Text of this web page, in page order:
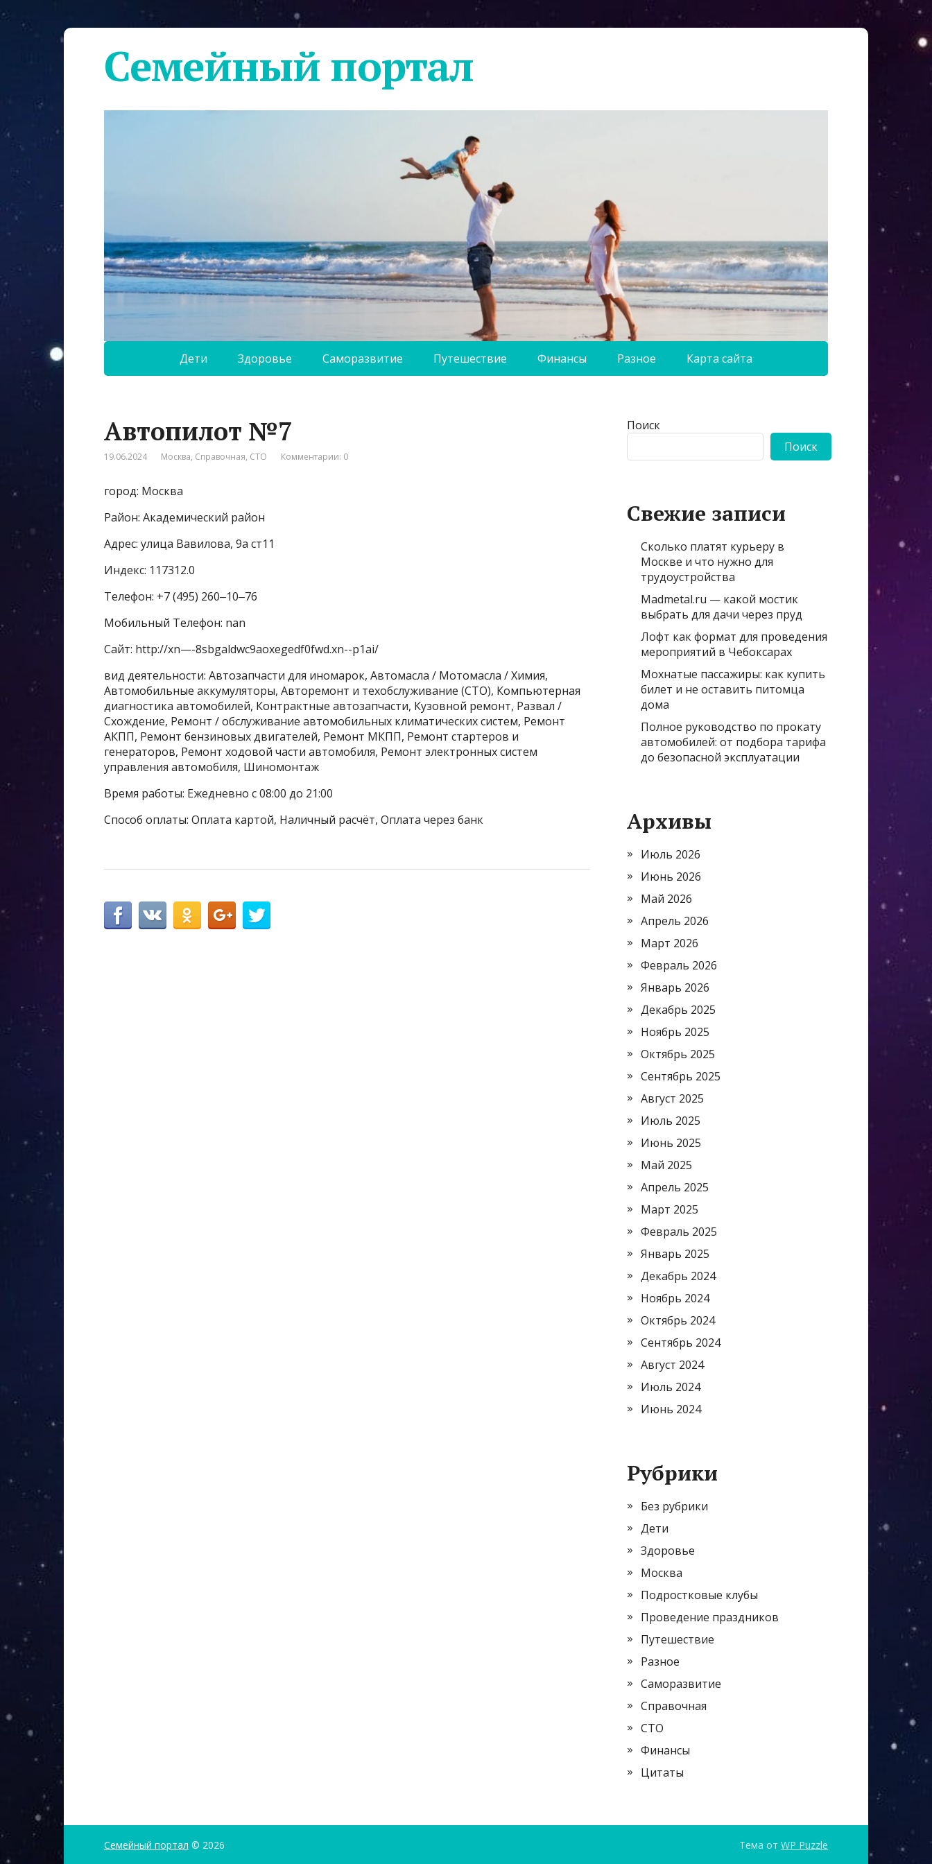
Семейный портал
Дети Здоровье Саморазвитие Путешествие Финансы Разное Карта сайта
Автопилот №7
19.06.2024 Москва, Справочная, СТО Комментарии: 0
город: Москва
Район: Академический район
Адрес: улица Вавилова, 9а ст11
Индекс: 117312.0
Телефон: +7 (495) 260‒10‒76
Мобильный Телефон: nan
Сайт: http://xn—-8sbgaldwc9aoxegedf0fwd.xn--p1ai/
вид деятельности: Автозапчасти для иномарок, Автомасла / Мотомасла / Химия,
Автомобильные аккумуляторы, Авторемонт и техобслуживание (СТО), Компьютерная
диагностика автомобилей, Контрактные автозапчасти, Кузовной ремонт, Развал /
Схождение, Ремонт / обслуживание автомобильных климатических систем, Ремонт
АКПП, Ремонт бензиновых двигателей, Ремонт МКПП, Ремонт стартеров и
генераторов, Ремонт ходовой части автомобиля, Ремонт электронных систем
управления автомобиля, Шиномонтаж
Время работы: Ежедневно с 08:00 до 21:00
Способ оплаты: Оплата картой, Наличный расчёт, Оплата через банк
Поиск
Поиск
Свежие записи
Сколько платят курьеру в
Москве и что нужно для
трудоустройства
Madmetal.ru — какой мостик
выбрать для дачи через пруд
Лофт как формат для проведения
мероприятий в Чебоксарах
Мохнатые пассажиры: как купить
билет и не оставить питомца
дома
Полное руководство по прокату
автомобилей: от подбора тарифа
до безопасной эксплуатации
Архивы
Июль 2026
Июнь 2026
Май 2026
Апрель 2026
Март 2026
Февраль 2026
Январь 2026
Декабрь 2025
Ноябрь 2025
Октябрь 2025
Сентябрь 2025
Август 2025
Июль 2025
Июнь 2025
Май 2025
Апрель 2025
Март 2025
Февраль 2025
Январь 2025
Декабрь 2024
Ноябрь 2024
Октябрь 2024
Сентябрь 2024
Август 2024
Июль 2024
Июнь 2024
Рубрики
Без рубрики
Дети
Здоровье
Москва
Подростковые клубы
Проведение праздников
Путешествие
Разное
Саморазвитие
Справочная
СТО
Финансы
Цитаты
Семейный портал © 2026 Тема от WP Puzzle